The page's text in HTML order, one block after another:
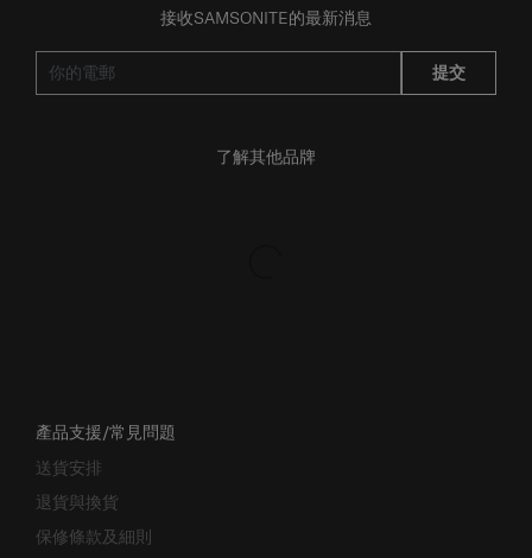
接收SAMSONITE的最新消息
提交
了解其他品牌
產品支援/常見問題
送貨安排
退貨與換貨
保修條款及細則